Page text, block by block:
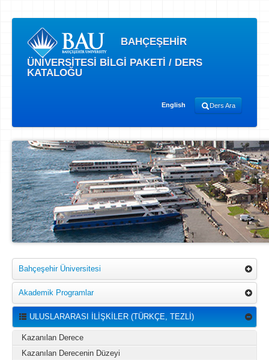
BAHÇEŞEHİR
ÜNİVERSİTESİ BİLGİ PAKETİ / DERS
KATALOĞU
English Ders Ara
Bahçeşehir Üniversitesi
Akademik Programlar
ULUSLARARASI İLİŞKİLER (TÜRKÇE, TEZLİ)
Kazanılan Derece
Kazanılan Derecenin Düzeyi